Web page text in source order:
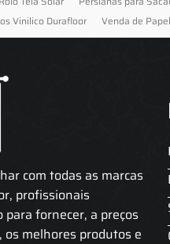
Vinilico Durafloor Venda de
com todas as marcas
profissionais
fornecer, a preços
melhores produtos e